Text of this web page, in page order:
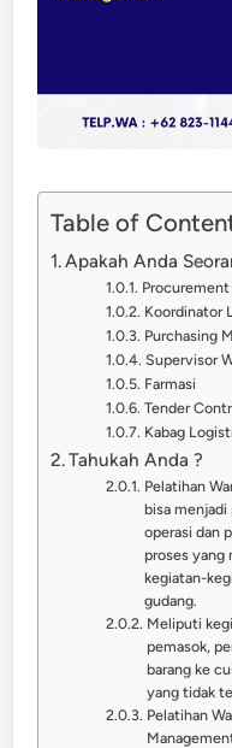
Table of
Apakah Anda
Procurement
Koordinator
Purchasing
Supervisor
Farmasi
Tender
Kabag
Tahukah Anda ?
Pelatihan
bisa menjadi
operasi dan
proses yang
kegiatan-
gudang.
Meliputi
pemasok,
barang ke
yang tidak
Pelatihan